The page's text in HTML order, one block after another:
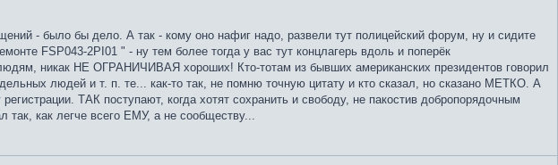
- было бы дело. А так - кому оно нафиг надо, развели тут полицейский форум, ну и сидите
FSP043-2PI01 " - ну тем более тогда у вас тут концлагерь вдоль и поперёк
никак НЕ ОГРАНИЧИВАЯ хороших! Кто-тотам из бывших американских президентов говорил
людей и т. п. те... как-то так, не помню точную цитату и кто сказал, но сказано МЕТКО. А
ТАК поступают, когда хотят сохранить и свободу, не пакостив добропорядочным
так, как легче всего ЕМУ, а не сообществу...